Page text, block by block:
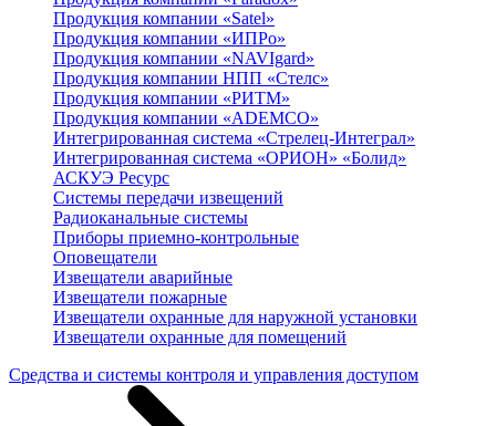
Продукция компании «Satel»
Продукция компании «ИПРо»
Продукция компании «NAVIgard»
Продукция компании НПП «Стелс»
Продукция компании «РИТМ»
Продукция компании «ADEMCO»
Интегрированная система «Стрелец-Интеграл»
Интегрированная система «ОРИОН» «Болид»
АСКУЭ Ресурс
Системы передачи извещений
Радиоканальные системы
Приборы приемно-контрольные
Оповещатели
Извещатели аварийные
Извещатели пожарные
Извещатели охранные для наружной установки
Извещатели охранные для помещений
Средства и системы контроля и управления доступом